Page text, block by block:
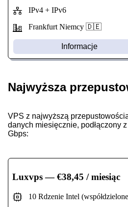
IPv4 + IPv6
Frankfurt Niemcy 🇩🇪
Informacje
Najwyższa
VPS z najwyższą
danych miesięcznie, podłączony
Gbps:
Luxvps— €38,45 / miesiąc
10 Rdzenie Intel